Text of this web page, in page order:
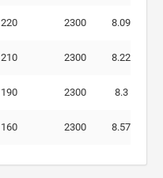
220 2300 8.09
210 2300 8.22
190 2300 8.3
160 2300 8.57